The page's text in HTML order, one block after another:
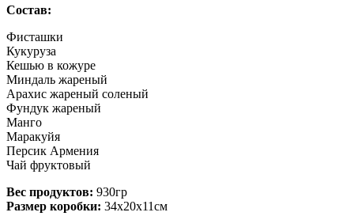
Состав:
Фисташки
Кукуруза
Кешью в кожуре
Миндаль жареный
Арахис жареный соленый
Фундук жареный
Манго
Маракуйя
Персик Армения
Чай фруктовый
Вес продуктов: 930гр
Размер коробки: 34х20х11см